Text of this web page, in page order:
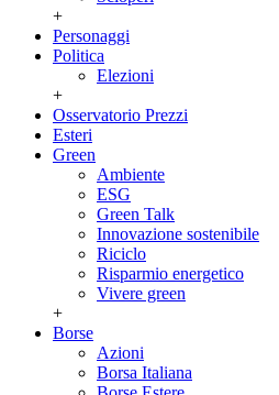
+
Personaggi
Politica
Elezioni
+
Osservatorio Prezzi
Esteri
Green
Ambiente
ESG
Green Talk
Innovazione sostenibile
Riciclo
Risparmio energetico
Vivere green
+
Borse
Azioni
Borsa Italiana